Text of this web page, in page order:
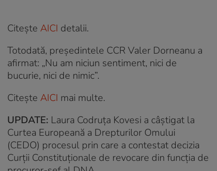
Citește AICI detalii.
Totodată, președintele CCR Valer Dorneanu a
afirmat: „Nu am niciun sentiment, nici de
bucurie, nici de nimic”.
Citește AICI mai multe.
UPDATE: Laura Codruța Kovesi a câștigat la
Curtea Europeană a Drepturilor Omului
(CEDO) procesul prin care a contestat decizia
Curții Constituționale de revocare din funcția de